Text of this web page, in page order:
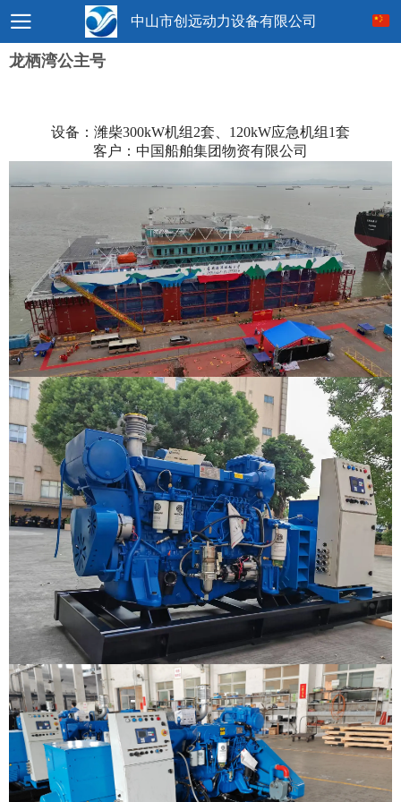
中山市创远动力设备有限公司
龙栖湾公主号
设备：潍柴300kW机组2套、120kW应急机组1套
客户：中国船舶集团物资有限公司